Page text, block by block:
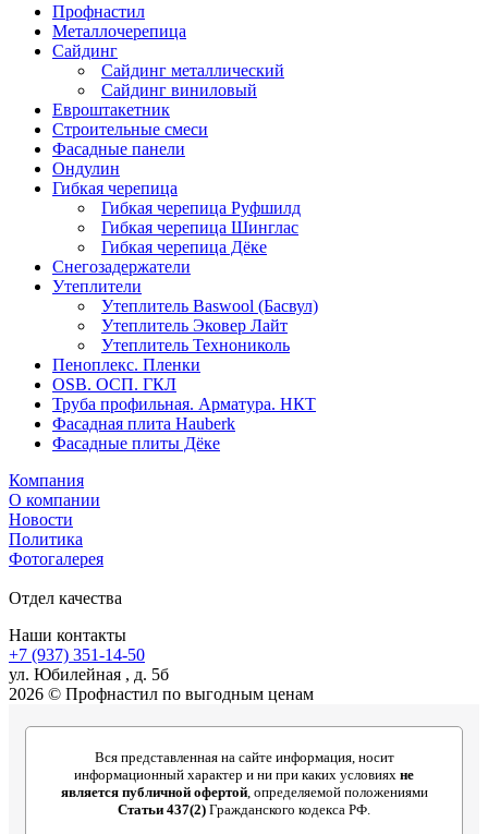
Профнастил
Металлочерепица
Сайдинг
Сайдинг металлический
Сайдинг виниловый
Евроштакетник
Строительные смеси
Фасадные панели
Ондулин
Гибкая черепица
Гибкая черепица Руфшилд
Гибкая черепица Шинглас
Гибкая черепица Дёке
Снегозадержатели
Утеплители
Утеплитель Baswool (Басвул)
Утеплитель Эковер Лайт
Утеплитель Технониколь
Пеноплекс. Пленки
OSB. ОСП. ГКЛ
Труба профильная. Арматура. НКТ
Фасадная плита Hauberk
Фасадные плиты Дёке
Компания
О компании
Новости
Политика
Фотогалерея
Отдел качества
Наши контакты
+7 (937) 351-14-50
ул. Юбилейная , д. 5б
2026 © Профнастил по выгодным ценам
Вся представленная на сайте информация, носит
информационный характер и ни при каких условиях не
является публичной офертой, определяемой положениями
Статьи 437(2) Гражданского кодекса РФ.